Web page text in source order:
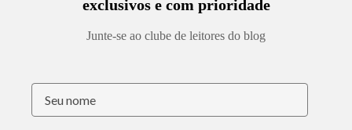
exclusivos e com prioridade
Junte-se ao clube de leitores do blog